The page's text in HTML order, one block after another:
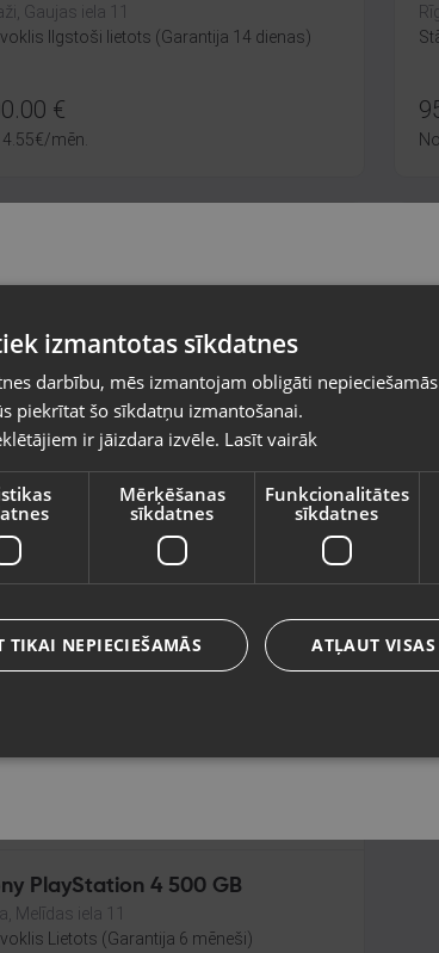
Gaujas iela 11
Ilgstoši lietots (Garantija 14 dienas)
€
4.55€/mēn. No
Sony PlayStation 5 Slim CFI-2016
Lietots (Garantija 6 mēneši)
19.09€/mēn.
PlayStation 4 500 GB
Melīdas iela 11
Lietots (Garantija 6 mēneši)
saturs būs attēlots izvēlētajā valodā
/ Latvian
izmantotas sīkdatnes
darbību, mēs izmantojam obligāti
piekrītat šo sīkdatņu izmantošanai.
ir jāizdara izvēle. Lasīt vairāk
Mērķēšanas
sīkdatnes
Funkcionalitātes
sīkdatnes
ATĻAUT
TIKAI NEPIECIEŠAMĀS